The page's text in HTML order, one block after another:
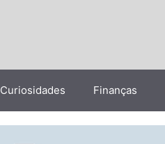
Curiosidades Finanças